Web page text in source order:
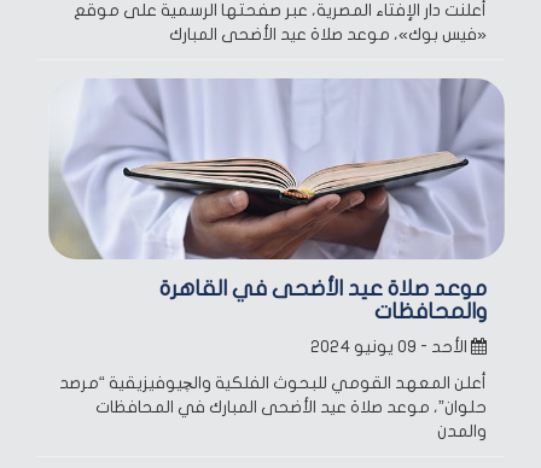
أعلنت دار الإفتاء المصرية، عبر صفحتها الرسمية على موقع
«فيس بوك»، موعد صلاة عيد الأضحى المبارك
موعد صلاة عيد الأضحى في القاهرة
والمحافظات
الأحد - ٠٩ يونيو ٢٠٢٤
أعلن المعهد القومي للبحوث الفلكية والچيوفيزيقية “مرصد
حلوان”، موعد صلاة عيد الأضحى المبارك في المحافظات
والمدن